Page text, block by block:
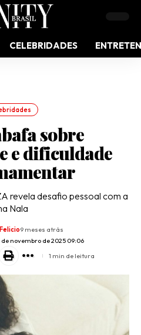
CELEBRIDADES
sobre
e dificuldade
revela desafio pessoal com a
Nala
novembro de 2025 09:06
9 meses atrás
1 min de leitura